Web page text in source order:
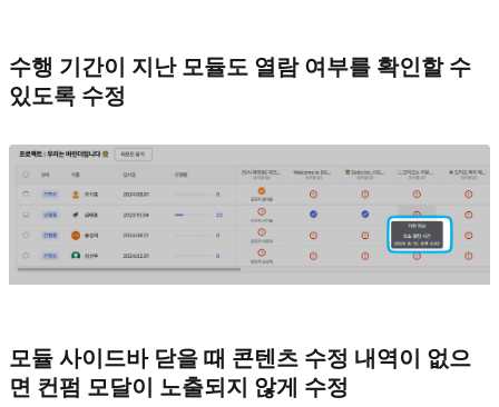
수행 기간이 지난 모듈도 열람 여부를 확인할 수
있도록 수정
모듈 사이드바 닫을 때 콘텐츠 수정 내역이 없으
면 컨펌 모달이 노출되지 않게 수정